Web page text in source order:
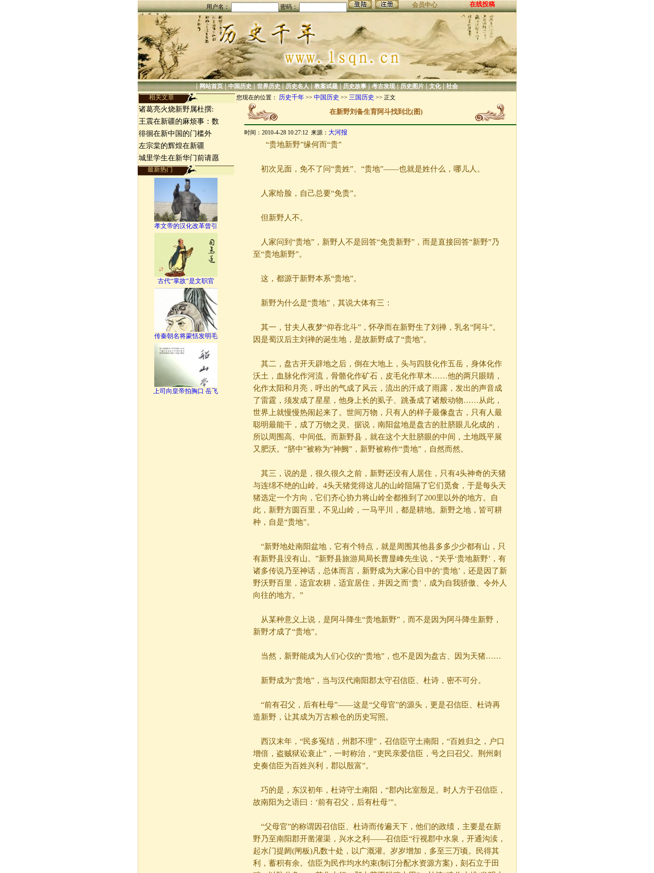
用户名： 密码： 会员中心 在线投稿
|网站首页|中国历史|世界历史|历史名人|教案试题|历史故事|考古发现|历史图片|文化|社会
相关文章 您现在的位置： 历史千年>> 中国历史 >> 三国历史 >> 正文
诸葛亮火烧新野属杜撰:
王震在新疆的麻烦事：数
徘徊在新中国的门槛外
左宗棠的辉煌在新疆
城里学生在新华门前请愿
最新热门
孝文帝的汉化改革曾引
古代“掌故”是文职官
传秦朝名将蒙恬发明毛
上司向皇帝拍胸口 岳飞
在新野刘备生育阿斗找到北(图)
时间：2010-4-28 10:27:12 来源： 大河报
“贵地新野”缘何而“贵”
初次见面，免不了问“贵姓”、“贵地”——也就是姓什么，哪儿人。
人家给脸，自己总要“免贵”。
但新野人不。
人家问到“贵地”，新野人不是回答“免贵新野”，而是直接回答“新野”乃
至“贵地新野”。
这，都源于新野本系“贵地”。
新野为什么是“贵地”，其说大体有三：
其一，甘夫人夜梦“仰吞北斗”，怀孕而在新野生了刘禅，乳名“阿斗”。
因是蜀汉后主刘禅的诞生地，是故新野成了“贵地”。
其二，盘古开天辟地之后，倒在大地上，头与四肢化作五岳，身体化作
沃土，血脉化作河流，骨骼化作矿石，皮毛化作草木……他的两只眼睛，
化作太阳和月亮，呼出的气成了风云，流出的汗成了雨露，发出的声音成
了雷霆，须发成了星星，他身上长的虱子、跳蚤成了诸般动物……从此，
世界上就慢慢热闹起来了。世间万物，只有人的样子最像盘古，只有人最
聪明最能干，成了万物之灵。据说，南阳盆地是盘古的肚脐眼儿化成的，
所以周围高、中间低。而新野县，就在这个大肚脐眼的中间，土地既平展
又肥沃。“脐中”被称为“神阙”，新野被称作“贵地”，自然而然。
其三，说的是，很久很久之前，新野还没有人居住，只有4头神奇的天猪
与连绵不绝的山岭。4头天猪觉得这儿的山岭阻隔了它们觅食，于是每头天
猪选定一个方向，它们齐心协力将山岭全都推到了200里以外的地方。自
此，新野方圆百里，不见山岭，一马平川，都是耕地。新野之地，皆可耕
种，自是“贵地”。
“新野地处南阳盆地，它有个特点，就是周围其他县多多少少都有山，只
有新野县没有山。”新野县旅游局局长曹显峰先生说，“关乎‘贵地新野’，有
诸多传说乃至神话，总体而言，新野成为大家心目中的‘贵地’，还是因了新
野沃野百里，适宜农耕，适宜居住，并因之而‘贵’，成为自我骄傲、令外人
向往的地方。”
从某种意义上说，是阿斗降生“贵地新野”，而不是因为阿斗降生新野，
新野才成了“贵地”。
当然，新野能成为人们心仪的“贵地”，也不是因为盘古、因为天猪……
新野成为“贵地”，当与汉代南阳郡太守召信臣、杜诗，密不可分。
“前有召父，后有杜母”——这是“父母官”的源头，更是召信臣、杜诗再
造新野，让其成为万古粮仓的历史写照。
西汉末年，“民多冤结，州郡不理”，召信臣守土南阳，“百姓归之，户口
增倍，盗贼狱讼衰止”，一时称治，“吏民亲爱信臣，号之曰召父。荆州刺
史奏信臣为百姓兴利，郡以殷富”。
巧的是，东汉初年，杜诗守土南阳，“郡内比室殷足。时人方于召信臣，
故南阳为之语曰：‘前有召父，后有杜母’”。
“父母官”的称谓因召信臣、杜诗而传遍天下，他们的政绩，主要是在新
野乃至南阳郡开凿灌渠，兴水之利——召信臣“行视郡中水泉，开通沟渎，
起水门提阏(闸板)凡数十处，以广溉灌。岁岁增加，多至三万顷。民得其
利，蓄积有余。信臣为民作均水约束(制订分配水资源方案)，刻石立于田